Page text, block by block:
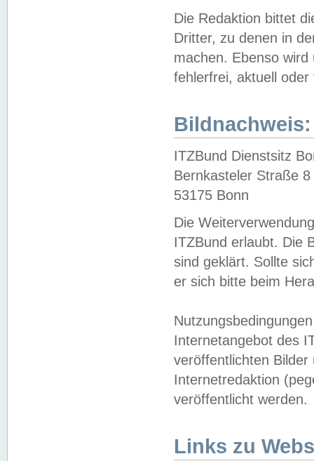
Die Redaktion bittet
Dritter, zu denen in
machen. Ebenso
fehlerfrei, aktuell oder
Bildnachweis:
ITZBund Dienstsitz
Bernkasteler Straße 8
53175 Bonn
Die
ITZBund erlaubt. Die
sind geklärt. Sollte
er sich bitte beim
Internetangebot des
veröffentlichten
Internetredaktion
veröffentlicht werden.
Links zu